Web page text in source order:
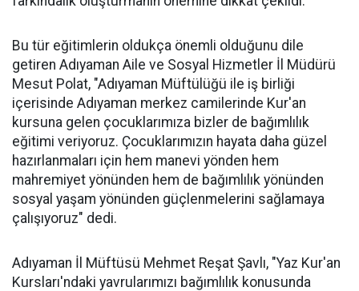
Bu tür eğitimlerin oldukça önemli olduğunu dile
getiren Adıyaman Aile ve Sosyal Hizmetler İl Müdürü
Mesut Polat, "Adıyaman Müftülüğü ile iş birliği
içerisinde Adıyaman merkez camilerinde Kur'an
kursuna gelen çocuklarımıza bizler de bağımlılık
eğitimi veriyoruz. Çocuklarımızın hayata daha güzel
hazırlanmaları için hem manevi yönden hem
mahremiyet yönünden hem de bağımlılık yönünden
sosyal yaşam yönünden güçlenmelerini sağlamaya
çalışıyoruz" dedi.
Adıyaman İl Müftüsü Mehmet Reşat Şavlı, "Yaz Kur'an
Kursları'ndaki yavrularımızı bağımlılık konusunda